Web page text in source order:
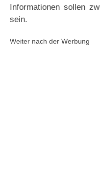
Informationen sollen
sein.
Weiter nach der Werbung